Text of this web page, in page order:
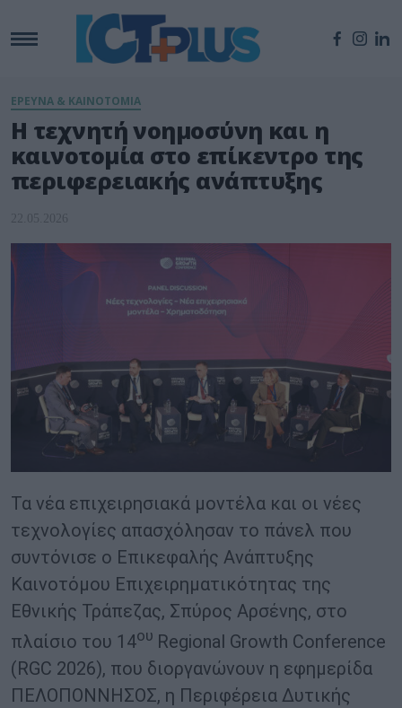
ΕΡΕΥΝΑ & ΚΑΙΝΟΤΟΜΙΑ
Η τεχνητή νοημοσύνη και η
καινοτομία στο επίκεντρο της
περιφερειακής ανάπτυξης
22.05.2026
Τα νέα επιχειρησιακά μοντέλα και οι νέες
τεχνολογίες απασχόλησαν το πάνελ που
συντόνισε ο Επικεφαλής Ανάπτυξης
Καινοτόμου Επιχειρηματικότητας της
Εθνικής Τράπεζας, Σπύρος Αρσένης, στο
πλαίσιο του 14ου Regional Growth Conference
(RGC 2026), που διοργανώνουν η εφημερίδα
ΠΕΛΟΠΟΝΝΗΣΟΣ, η Περιφέρεια Δυτικής